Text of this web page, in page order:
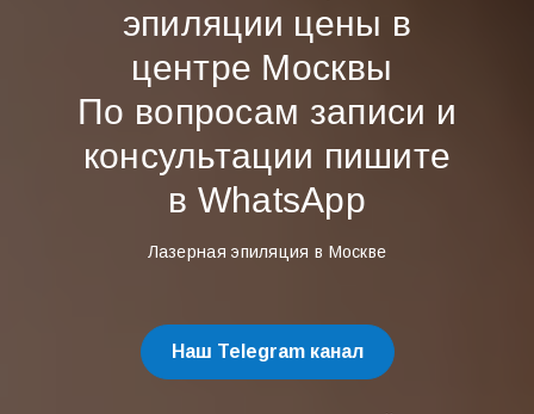
эпиляции цены в
центре Москвы
По вопросам записи и
консультации пишите
в WhatsApp
Лазерная эпиляция в Москве
Наш Telegram канал